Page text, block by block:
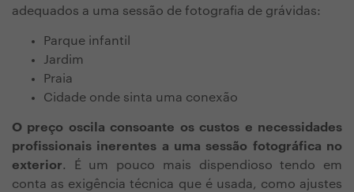
adequados a uma sessão de fotografia de grávidas:
Parque infantil
Jardim
Praia
Cidade onde sinta uma conexão
O preço oscila consoante os custos e necessidades
profissionais inerentes a uma sessão fotográfica no
exterior. É um pouco mais dispendioso tendo em
conta as exigência técnica que é usada, como ajustes